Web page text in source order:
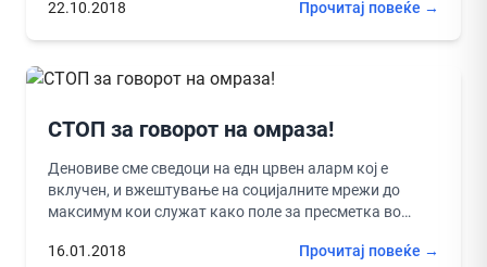
22.10.2018 Прочитај повеќе →
СТОП за говорот на омраза!
Деновиве сме сведоци на едн црвен аларм кој е
вклучен, и вжештување на социјалните мрежи до
максимум кои служат како поле за пресметка во
16.01.2018
Прочитај повеќе →